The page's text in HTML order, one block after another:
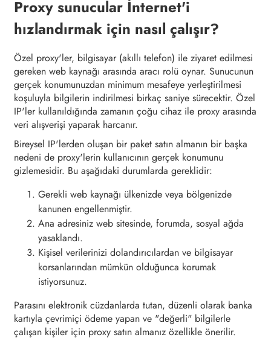
Proxy sunucular İnternet'i
hızlandırmak için nasıl çalışır?
Özel proxy'ler, bilgisayar (akıllı telefon) ile ziyaret edilmesi
gereken web kaynağı arasında aracı rolü oynar. Sunucunun
gerçek konumunuzdan minimum mesafeye yerleştirilmesi
koşuluyla bilgilerin indirilmesi birkaç saniye sürecektir. Özel
IP'ler kullanıldığında zamanın çoğu cihaz ile proxy arasında
veri alışverişi yaparak harcanır.
Bireysel IP'lerden oluşan bir paket satın almanın bir başka
nedeni de proxy'lerin kullanıcının gerçek konumunu
gizlemesidir. Bu aşağıdaki durumlarda gereklidir:
Gerekli web kaynağı ülkenizde veya bölgenizde
kanunen engellenmiştir.
Ana adresiniz web sitesinde, forumda, sosyal ağda
yasaklandı.
Kişisel verilerinizi dolandırıcılardan ve bilgisayar
korsanlarından mümkün olduğunca korumak
istiyorsunuz.
Parasını elektronik cüzdanlarda tutan, düzenli olarak banka
kartıyla çevrimiçi ödeme yapan ve "değerli" bilgilerle
çalışan kişiler için proxy satın almanız özellikle önerilir.